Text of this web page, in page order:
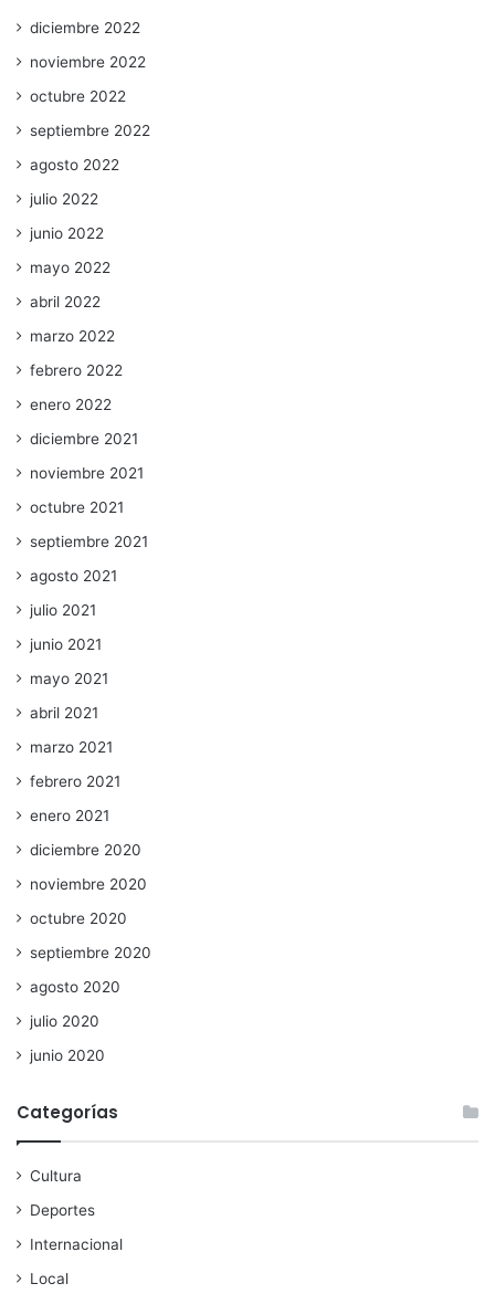
diciembre 2022
noviembre 2022
octubre 2022
septiembre 2022
agosto 2022
julio 2022
junio 2022
mayo 2022
abril 2022
marzo 2022
febrero 2022
enero 2022
diciembre 2021
noviembre 2021
octubre 2021
septiembre 2021
agosto 2021
julio 2021
junio 2021
mayo 2021
abril 2021
marzo 2021
febrero 2021
enero 2021
diciembre 2020
noviembre 2020
octubre 2020
septiembre 2020
agosto 2020
julio 2020
junio 2020
Categorías
Cultura
Deportes
Internacional
Local